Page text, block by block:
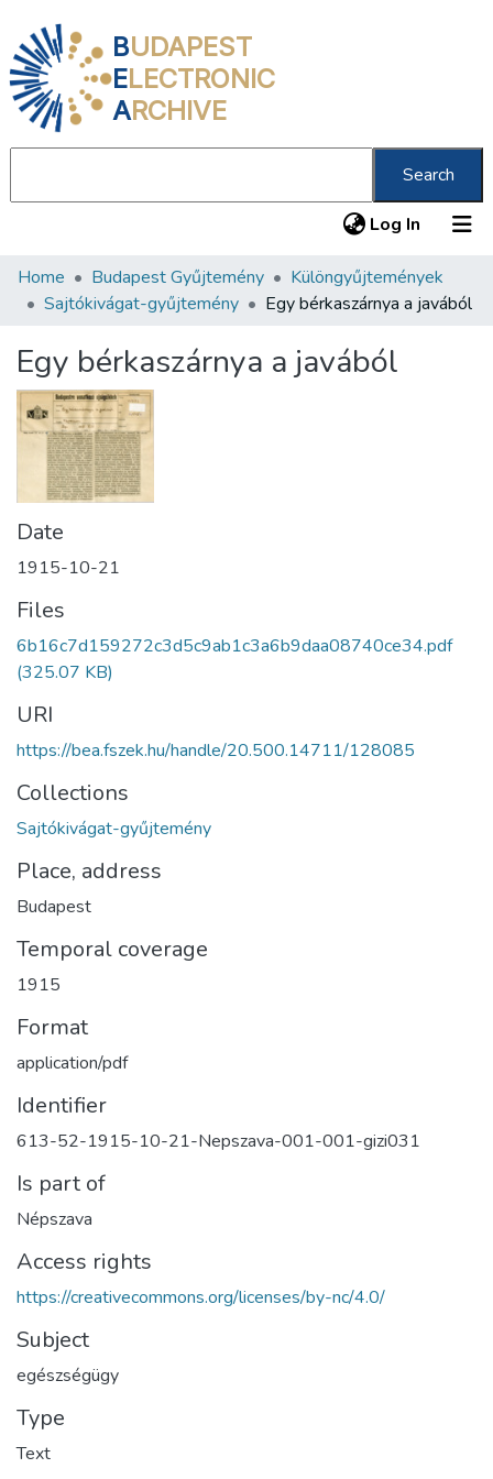
BUDAPEST
ELECTRONIC
ARCHIVE
Search
Log In (current)
Communities & Collections
Statistics
About us
Home Budapest Gyűjtemény
Különgyűjtemények
Sajtókivágat-gyűjtemény
Egy bérkaszárnya a javából
Egy bérkaszárnya a javából
Date
1915-10-21
Files
6b16c7d159272c3d5c9ab1c3a6b9daa08740ce34.pdf
(325.07 KB)
URI
https://bea.fszek.hu/handle/20.500.14711/128085
Collections
Sajtókivágat-gyűjtemény
Place, address
Budapest
Temporal coverage
1915
Format
application/pdf
Identifier
613-52-1915-10-21-Nepszava-001-001-gizi031
Is part of
Népszava
Access rights
https://creativecommons.org/licenses/by-nc/4.0/
Subject
egészségügy
Type
Text